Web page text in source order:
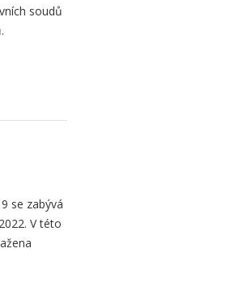
soudů
se zabývá
V této